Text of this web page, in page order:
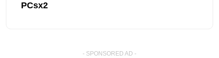
PCsx2
- SPONSORED AD -